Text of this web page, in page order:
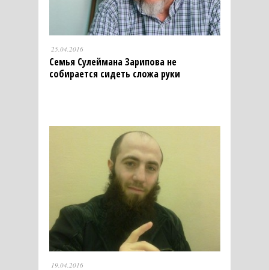
25.04.2016
Семья Сулеймана Зарипова не
собирается сидеть сложа руки
19.04.2016